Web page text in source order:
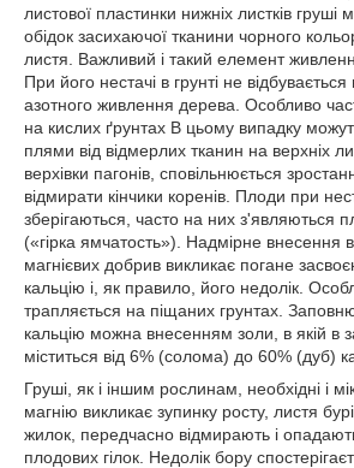
листової пластинки нижніх листків груші
обідок засихаючої тканини чорного
листя. Важливий і такий елемент
При його нестачі в грунті не
азотного живлення дерева. Особливо
на кислих ґрунтах В цьому випадку
плями від відмерлих тканин на верхніх
верхівки пагонів, сповільнюється
відмирати кінчики коренів. Плоди при
зберігаються, часто на них з'являються
(«гірка ямчатость»). Надмірне внесення в
магнієвих добрив викликає погане
кальцію і, як правило, його недолік.
трапляється на піщаних грунтах.
кальцію можна внесенням золи, в якій в
міститься від 6% (солома) до 60% (дуб)
Груші, як і іншим рослинам, необхідні і
магнію викликає зупинку росту, листя
жилок, передчасно відмирають і
плодових гілок. Недолік бору